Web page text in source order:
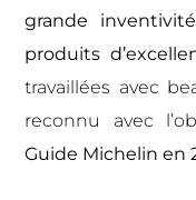
grande inventivité
produits
travaillées avec
reconnu avec
Guide Michelin en